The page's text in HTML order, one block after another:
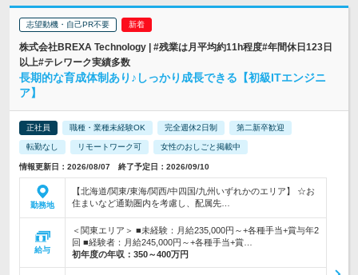
志望動機・自己PR不要
株式会社BREXA Technology | #残業は月平均約11h程度#年間休日123日
以上#テレワーク実績多数
長期的な育成体制あり♪しっかり成長できる【初級ITエンジニ
ア】
正社員 職種・業種未経験OK 完全週休2日制 第二新卒歓迎
転勤なし リモートワーク可 女性のおしごと掲載中
情報更新日：2026/08/07 終了予定日：2026/09/10
勤務地
【北海道/関東/東海/関西/中四国/九州いずれかのエリア】 ☆お
住まいなど通勤圏内を考慮し、配属先…
給与
＜関東エリア＞ ■未経験：月給235,000円～+各種手当+賞与年2
回 ■経験者：月給245,000円～+各種手当+賞…
初年度の年収： 350～400万円